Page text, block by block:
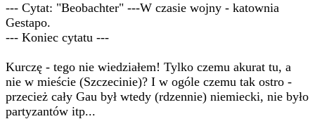
--- Cytat: "Beobachter" ---W czasie wojny - katownia
Gestapo.
--- Koniec cytatu ---
Kurczę - tego nie wiedziałem! Tylko czemu akurat tu, a
nie w mieście (Szczecinie)? I w ogóle czemu tak ostro -
przecież cały Gau był wtedy (rdzennie) niemiecki, nie było
partyzantów itp...